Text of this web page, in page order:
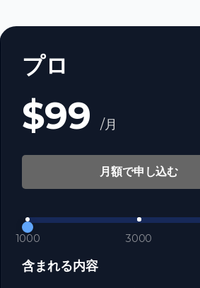
プロ
$99 /月
月額で申し込む
1000 3000
含まれる内容